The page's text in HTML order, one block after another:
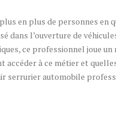
en plus de personnes en
dans l’ouverture de
ce professionnel joue
accéder à ce métier et
serrurier automobile